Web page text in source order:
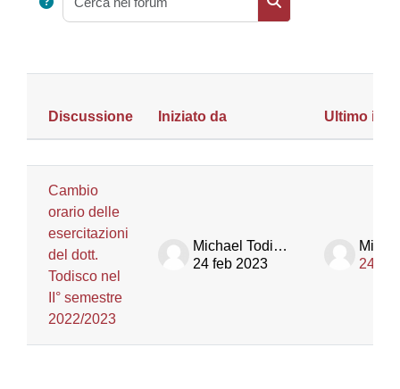
Cerca nei forum
Stato
Discussione Iniziato da Ultimo
Cambio
orario delle
esercitazioni
del dott.
Todisco nel
II° semestre
2022/2023
Michael Todisco
24 feb 2023
24